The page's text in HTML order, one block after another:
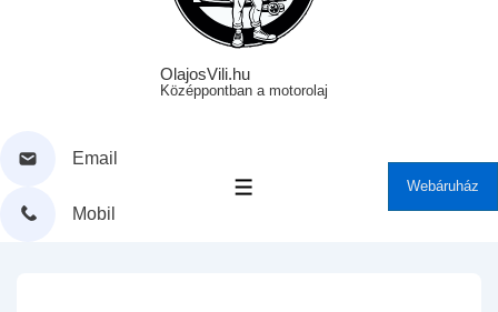
OlajosVili.hu
Középpontban a motorolaj
Email
Mobil
MENÜ Webáruház